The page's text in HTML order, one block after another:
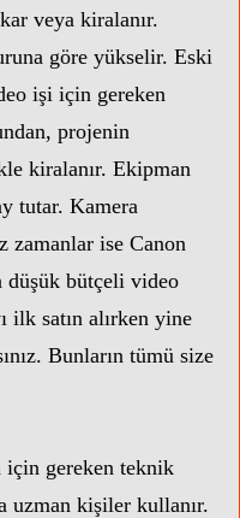
veya kiralanır.
göre yükselir. Eski
işi için gereken
projenin
kiralanır. Ekipman
tutar. Kamera
zamanlar ise Canon
bütçeli video
ilk satın alırken yine
Bunların tümü size
gereken teknik
uzman kişiler kullanır.